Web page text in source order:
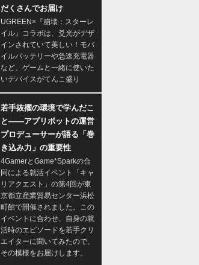
だくさんでお届け
UGREEN×『崩壊：スターレ
イル』コラボは、爻光がデザ
インされていて美しい！モバ
イルバッテリーや急速充電器
など、ゲームと一緒に使いた
いデバイスがてんこ盛り
若手抜擢の環境で学んだこ
と――アプリボットの運営
プロデューサーが語る「巻
き込み力」の重要性
4GamerとGame*Sparkの合
同による就活イベント「キャ
リアクエスト」の第4回が東
京都立産業貿易センター浜松
町館で開催されました。この
イベントに合わせ、自身の就
活時のエピソードを若手クリ
エイターに聞いてみたので、
その模様をお届けします。